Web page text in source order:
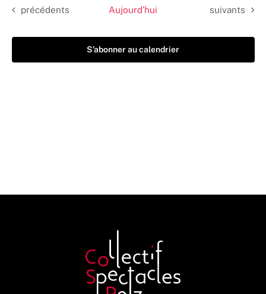
Évènements
précédents Aujourd’hui Évènements
suivants
S’abonner au calendrier